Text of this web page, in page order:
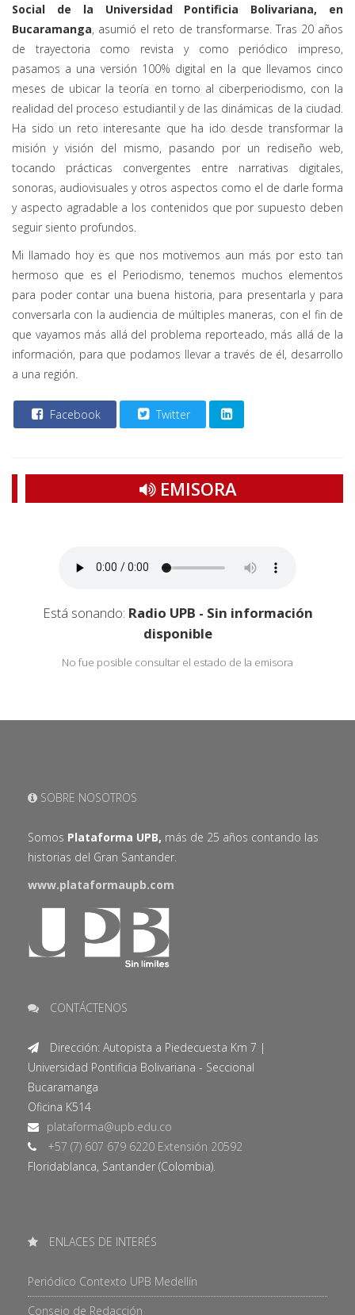
Social de la Universidad Pontificia Bolivariana, en
Bucaramanga, asumió el reto de transformarse. Tras 20 años
de trayectoria como revista y como periódico impreso,
pasamos a una versión 100% digital en la que llevamos cinco
meses de ubicar la teoría en torno al ciberperiodismo, con la
realidad del proceso estudiantil y de las dinámicas de la ciudad.
Ha sido un reto interesante que ha ido desde transformar la
misión y visión del mismo, pasando por un rediseño web,
tocando prácticas convergentes entre narrativas digitales,
sonoras, audiovisuales y otros aspectos como el de darle forma
y aspecto agradable a los contenidos que por supuesto deben
seguir siento profundos.
Mi llamado hoy es que nos motivemos aun más por esto tan
hermoso que es el Periodismo, tenemos muchos elementos
para poder contar una buena historia, para presentarla y para
conversarla con la audiencia de múltiples maneras, con el fin de
que vayamos más allá del problema reporteado, más allá de la
información, para que podamos llevar a través de él, desarrollo
a una región.
Facebook Twitter
EMISORA
Está sonando: Radio UPB - Sin información
disponible
No fue posible consultar el estado de la emisora
SOBRE NOSOTROS
Somos Plataforma UPB, más de 25 años contando las
historias del Gran Santander.
www.plataformaupb.com
CONTÁCTENOS
Dirección: Autopista a Piedecuesta Km 7 |
Universidad Pontificia Bolivariana - Seccional
Bucaramanga
Oficina K514
+57 (7) 607 679 6220 Extensión 20592
Floridablanca, Santander (Colombia).
ENLACES DE INTERÉS
Periódico Contexto UPB Medellín
Consejo de Redacción